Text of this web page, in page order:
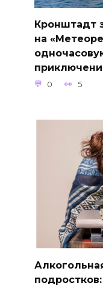
Кронштадт
на
0 5